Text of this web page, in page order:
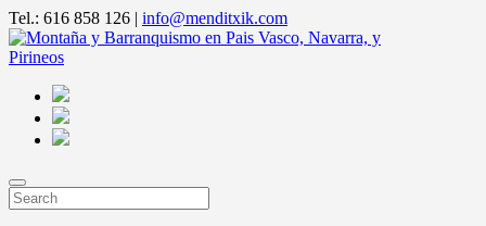
Tel.: 616 858 126 | info@menditxik.com